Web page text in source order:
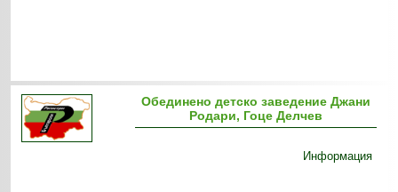
Обединено детско заведение Джани
Родари, Гоце Делчев
Информация